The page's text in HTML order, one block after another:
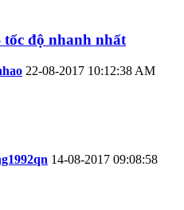
độ nhanh nhất
22-08-2017 10:12:38 AM
14-08-2017 09:08:58